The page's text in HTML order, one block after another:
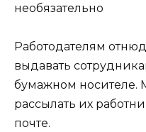
необязательно
Работодателям
выдавать
бумажном носителе.
рассылать их
почте.